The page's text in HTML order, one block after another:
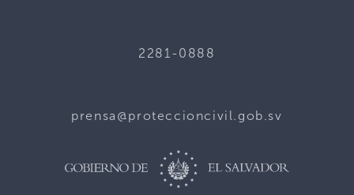
2281-0888
prensa@proteccioncivil.gob.sv